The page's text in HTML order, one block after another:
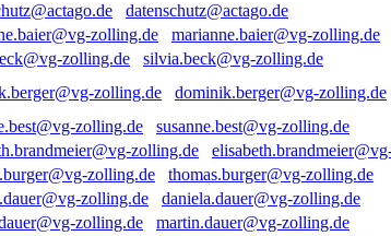
datenschutz@actago.de
marianne.baier@vg-zolling.de
silvia.beck@vg-zolling.de
dominik.berger@vg-zolling.de
susanne.best@vg-zolling.de
thomas.burger@vg-zolling.de
daniela.dauer@vg-zolling.de
martin.dauer@vg-zolling.de